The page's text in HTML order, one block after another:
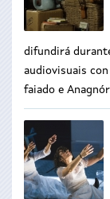
difundirá
audiovisuais
faiado e